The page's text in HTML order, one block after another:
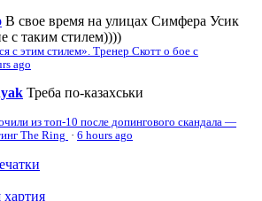
В свое время на улицах Симфера Усик
с таким стилем))))
с этим стилем». Тренер Скотт о бое с
ago
Треба по-казахськи
из топ-10 после допингового скандала —
The Ring · 6 hours ago